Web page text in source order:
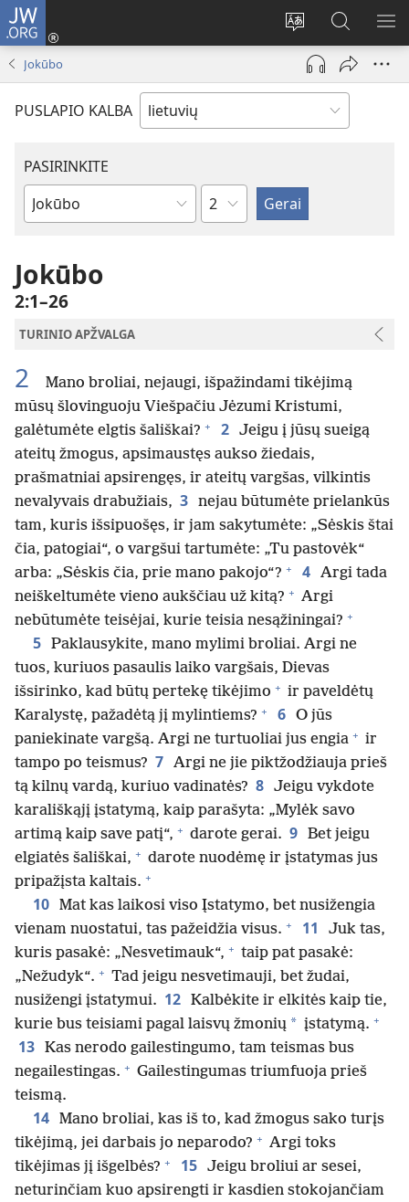
JW.ORG
Pakeisti
svetainės
kalbą
Prisijungti
(atsiveria
naujas
langas)
Paieška
svetainėje
JW.ORG
Jokūbo
PUSLAPIO KALBA
PASIRINKITE
Biblijos
skyrius
Jokūbo
2:1–26
TURINIO APŽVALGA
2
Mano broliai, nejaugi, išpažindami tikėjimą
mūsų šlovinguoju Viešpačiu Jėzumi Kristumi,
galėtumėte elgtis šališkai? + 2 Jeigu į jūsų sueigą
ateitų žmogus, apsimaustęs aukso žiedais,
prašmatniai apsirengęs, ir ateitų vargšas, vilkintis
nevalyvais drabužiais, 3 nejau būtumėte prielankūs
tam, kuris išsipuošęs, ir jam sakytumėte: „Sėskis štai
čia, patogiai“, o vargšui tartumėte: „Tu pastovėk“
arba: „Sėskis čia, prie mano pakojo“? + 4 Argi tada
neiškeltumėte vieno aukščiau už kitą? + Argi
nebūtumėte teisėjai, kurie teisia nesąžiningai? +
5 Paklausykite, mano mylimi broliai. Argi ne
tuos, kuriuos pasaulis laiko vargšais, Dievas
išsirinko, kad būtų pertekę tikėjimo + ir paveldėtų
Karalystę, pažadėtą jį mylintiems? + 6 O jūs
paniekinate vargšą. Argi ne turtuoliai jus engia + ir
tampo po teismus? 7 Argi ne jie piktžodžiauja prieš
tą kilnų vardą, kuriuo vadinatės? 8 Jeigu vykdote
karališkąjį įstatymą, kaip parašyta: „Mylėk savo
artimą kaip save patį“, + darote gerai. 9 Bet jeigu
elgiatės šališkai, + darote nuodėmę ir įstatymas jus
pripažįsta kaltais. +
10 Mat kas laikosi viso Įstatymo, bet nusižengia
vienam nuostatui, tas pažeidžia visus. + 11
Juk tas,
kuris pasakė: „Nesvetimauk“, + taip pat pasakė:
„Nežudyk“. + Tad jeigu nesvetimauji, bet žudai,
nusižengi įstatymui. 12 Kalbėkite ir elkitės kaip tie,
kurie bus teisiami pagal laisvų žmonių * įstatymą. +
13 Kas nerodo gailestingumo, tam teismas bus
negailestingas. + Gailestingumas triumfuoja prieš
teismą.
14 Mano broliai, kas iš to, kad žmogus sako turįs
tikėjimą, jei darbais jo neparodo? + Argi toks
tikėjimas jį išgelbės? + 15 Jeigu broliui ar sesei,
neturinčiam kuo apsirengti ir kasdien stokojančiam